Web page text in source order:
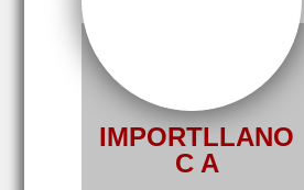
IMPORTLLANO
C A